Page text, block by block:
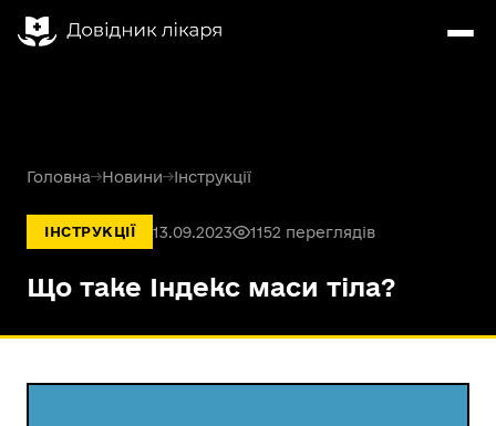
Головна→Новини→Інструкції
ІНСТРУКЦІЇ 13.09.2023 1152 переглядів
Що таке Індекс маси тіла?